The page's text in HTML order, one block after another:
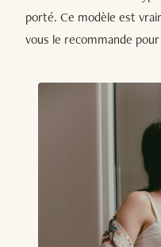
porté. Ce modèle est
vous le recommande